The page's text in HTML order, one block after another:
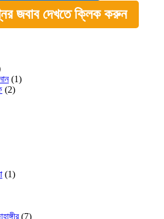
জবাব দেখতে ক্লিক করুন
(1)
(2)
(1)
(7)